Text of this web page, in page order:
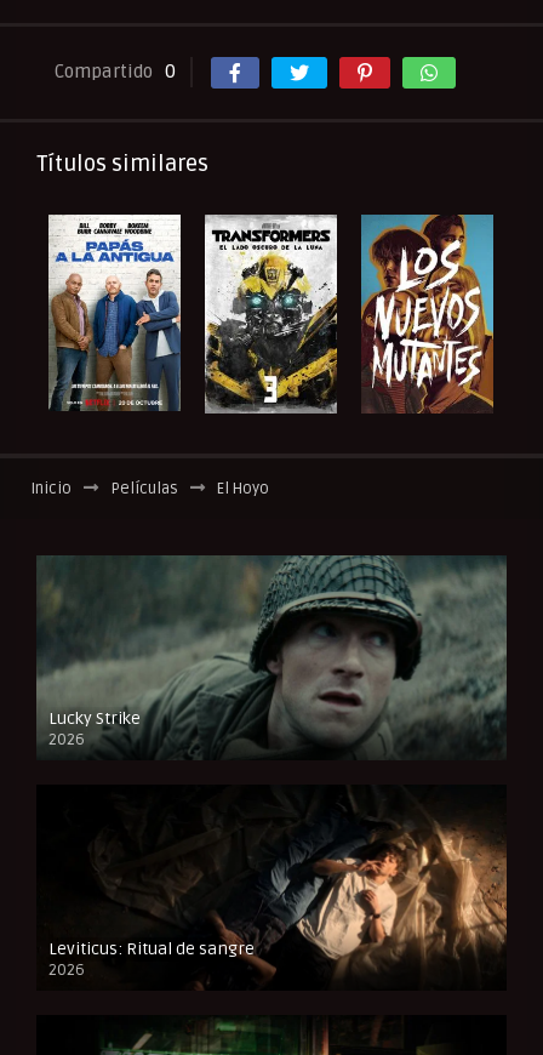
Compartido 0
Títulos similares
Inicio Películas El Hoyo
Lucky Strike
2026
FULL HD
Leviticus: Ritual de sangre
2026
FULL HD